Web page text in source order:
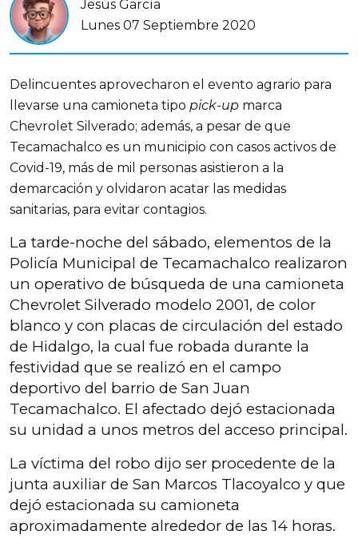
Jesús García
Lunes 07 Septiembre 2020
Delincuentes aprovecharon el evento agrario para
llevarse una camioneta tipo pick-up marca
Chevrolet Silverado; además, a pesar de que
Tecamachalco es un municipio con casos activos de
Covid-19, más de mil personas asistieron a la
demarcación y olvidaron acatar las medidas
sanitarias, para evitar contagios.
La tarde-noche del sábado, elementos de la
Policía Municipal de Tecamachalco realizaron
un operativo de búsqueda de una camioneta
Chevrolet Silverado modelo 2001, de color
blanco y con placas de circulación del estado
de Hidalgo, la cual fue robada durante la
festividad que se realizó en el campo
deportivo del barrio de San Juan
Tecamachalco. El afectado dejó estacionada
su unidad a unos metros del acceso principal.
La víctima del robo dijo ser procedente de la
junta auxiliar de San Marcos Tlacoyalco y que
dejó estacionada su camioneta
aproximadamente alrededor de las 14 horas.